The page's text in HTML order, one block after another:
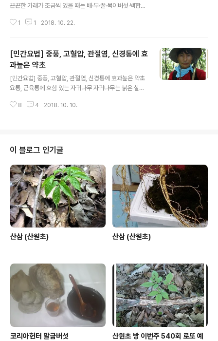
끈끈한 가래가 조금씩 있을 때는 배·무·꿀·목이버섯·백합뿌
깨끗이 닦아 내고 흐르는 물에 씻은 다음서늘한 곳에서 말
기침은 어느새 가라앉는다.젖은 기침을 심하게 하고 가래
가 끓는 증세에는 진피나 유자가 좋다.누런 색의 가래가 끼
고 열이 있을 때는 몸을 차게 하는 성질이 있는 무 또는 동
아, 배, 해조류, 감 등을 먹는다.무는 삶거나 달여서 먹는 것
보다 생즙을 마시는 것이 더욱 효과적. 한기가 들거나 맑은
색의 가래가 나올 때는 몸을 따뜻하게 해주는 마늘, 생강,
1 1 2018. 10. 22.
[민간요법] 중풍, 고혈압, 관절염, 신경통에 효
과높은 약초
[민간요법] 중풍, 고혈압, 관절염, 신경통에 효과높은 약초
요통, 근육통에 효험 있는 자귀나무 자귀나무는 붉은 실타
잎이 매 우 인상적인 나무다. 한자로 합환목, 야합수, 유정
는 5미터쯤까지 자라고 여름철에 우산 모양으로 한덩어리
를 이룬 화려한 꽃이 피었다가 10월에 콩깍지처럼 생긴 열
매가 익는다. 자귀나무는 껍질을 합환피라 하여 민간과 한
방에서 약으로 흔히 쓴다. 자귀나무 껍질은 요통, 타박상,
어혈, 골절통, 근골통 등을 치료 하는 훌륭한 약재다. 봄이
나 가울철에 껍질을 벗겨 흐..
8 4 2018. 10. 10.
이 블로그 인기글
산삼 (산원초) 산삼 (산원초)
코리아헌터 말굽버섯
산원초 방 이번주 540회 로또 예